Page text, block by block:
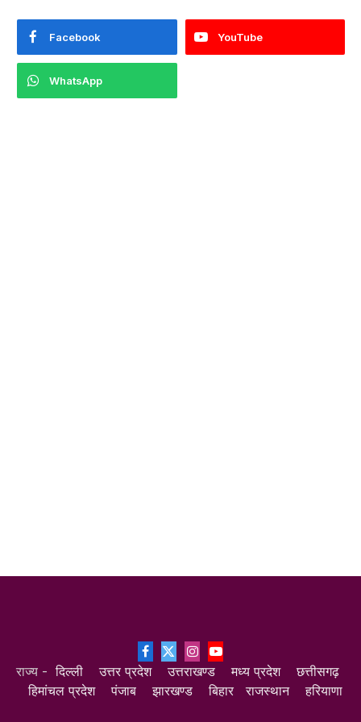
Facebook YouTube
WhatsApp
Facebook
X
(Twitter)
InstagramYouTube
राज्य -दिल्ली उत्तर प्रदेश उत्तराखण्ड मध्य प्रदेश
छत्तीसगढ़
हिमांचल प्रदेश
पंजाब झारखण्ड बिहार राजस्थान हरियाणा